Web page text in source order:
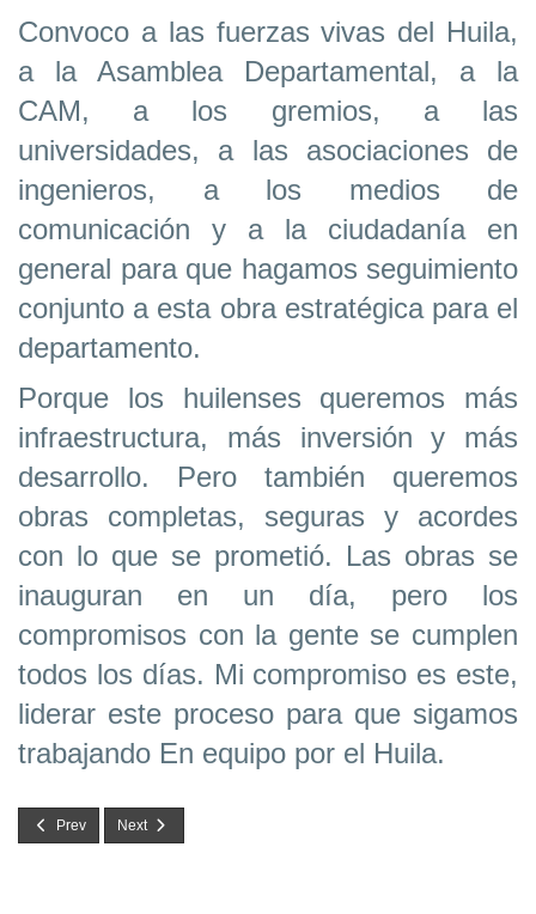
Convoco a las fuerzas vivas del Huila,
a la Asamblea Departamental, a la
CAM, a los gremios, a las
universidades, a las asociaciones de
ingenieros, a los medios de
comunicación y a la ciudadanía en
general para que hagamos seguimiento
conjunto a esta obra estratégica para el
departamento.
Porque los huilenses queremos más
infraestructura, más inversión y más
desarrollo. Pero también queremos
obras completas, seguras y acordes
con lo que se prometió. Las obras se
inauguran en un día, pero los
compromisos con la gente se cumplen
todos los días. Mi compromiso es este,
liderar este proceso para que sigamos
trabajando En equipo por el Huila.
Prev Next